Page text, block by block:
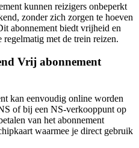
kunnen reizigers onbeperkt
zonder zich zorgen te hoeven
abonnement biedt vrijheid en
met de trein reizen.
Vrij abonnement
kan eenvoudig online worden
of bij een NS-verkooppunt op
van het abonnement
waarmee je direct gebruik